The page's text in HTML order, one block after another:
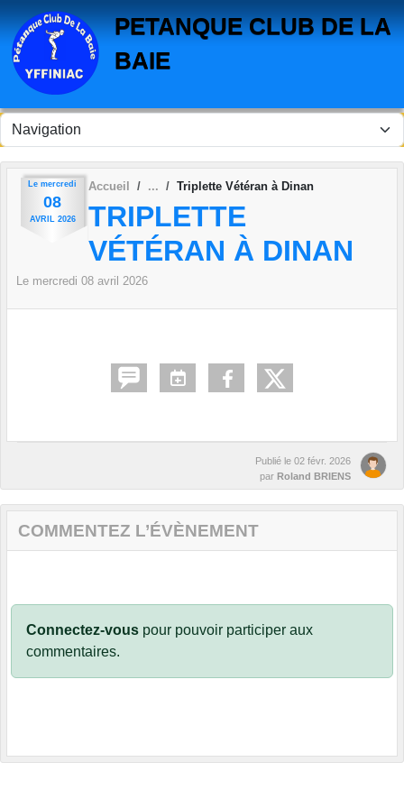
PETANQUE CLUB DE LA
BAIE
Le mercredi
08
AVRIL 2026
Accueil Triplette Vétéran à Dinan
TRIPLETTE
VÉTÉRAN À DINAN
Le mercredi 08 avril 2026
Publié le 02 févr. 2026
par Roland BRIENS
COMMENTEZ L’ÉVÈNEMENT
Connectez-vous pour pouvoir participer aux
commentaires.
Panneau de gestion des cookies